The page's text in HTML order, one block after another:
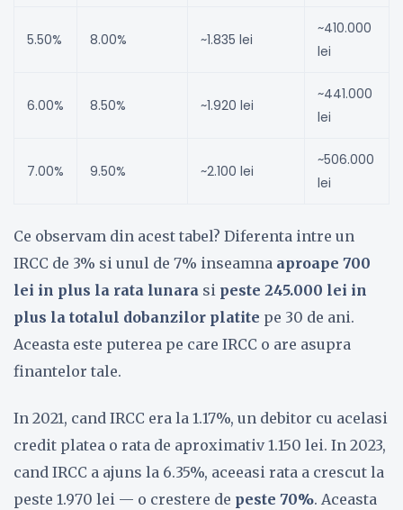
5.50% 8.00% ~1.835 lei
~410.000
lei
6.00% 8.50% ~1.920 lei
~441.000
lei
7.00% 9.50% ~2.100 lei
~506.000
lei
Ce observam din acest tabel? Diferenta intre un
IRCC de 3% si unul de 7% inseamna aproape 700
lei in plus la rata lunara si peste 245.000 lei in
plus la totalul dobanzilor platite pe 30 de ani.
Aceasta este puterea pe care IRCC o are asupra
finantelor tale.
In 2021, cand IRCC era la 1.17%, un debitor cu acelasi
credit platea o rata de aproximativ 1.150 lei. In 2023,
cand IRCC a ajuns la 6.35%, aceeasi rata a crescut la
peste 1.970 lei — o crestere de peste 70%. Aceasta